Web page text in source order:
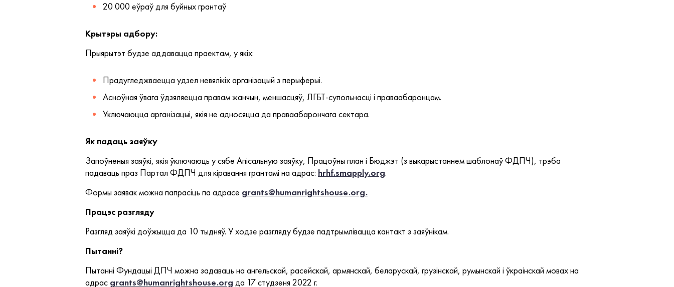
20 000 еўраў для буйных грантаў
Крытэры адбору:
Прыярытэт будзе аддавацца праектам, у якіх:
Прадугледжваецца удзел невялікіх арганізацый з перыферыі.
Асноўная ўвага ўдзяляецца правам жанчын, меншасцяў, ЛГБТ-супольнасці і праваабаронцам.
Уключаюцца арганізацыі, якія не адносяцца да праваабарончага сектара.
Як падаць заяўку
Запоўненыя заяўкі, якія ўключаюць у сябе Апісальную заяўку, Працоўны план і Бюджэт (з выкарыстаннем шаблонаў ФДПЧ), трэба
падаваць праз Партал ФДПЧ для кіравання грантамі на адрас: hrhf.smapply.org.
Формы заявак можна папрасіць па адрасе grants@humanrightshouse.org.
Працэс разгляду
Разгляд заяўкі доўжыцца да 10 тыдняў. У ходзе разгляду будзе падтрымлівацца кантакт з заяўнікам.
Пытанні?
Пытанні Фундацыі ДПЧ можна задаваць на ангельскай, расейскай, армянскай, беларускай, грузінскай, румынскай і ўкраінскай мовах на
адрас grants@humanrightshouse.org да 17 студзеня 2022 г.